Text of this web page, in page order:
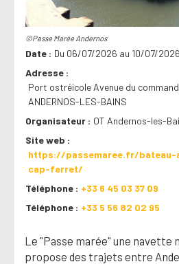
©Passe Marée Andernos
Date
Du 06/07/2026 au 10/07/2026
Adresse
Port ostréicole Avenue du
ANDERNOS-LES-BAINS
Organisateur
OT Andernos-les-
Site web
https://passemaree.fr/bateau-
cap-ferret/
Téléphone
+33 6 45 03 37 09
Téléphone
+33 5 56 82 02 95
Le "Passe marée" une navette
propose des trajets entre